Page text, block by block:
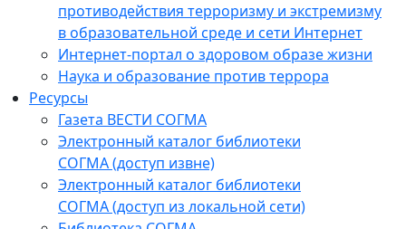
противодействия терроризму и экстремизму
в образовательной среде и сети Интернет
Интернет-портал о здоровом образе жизни
Наука и образование против террора
Ресурсы
Газета ВЕСТИ СОГМА
Электронный каталог библиотеки
СОГМА (доступ извне)
Электронный каталог библиотеки
СОГМА (доступ из локальной сети)